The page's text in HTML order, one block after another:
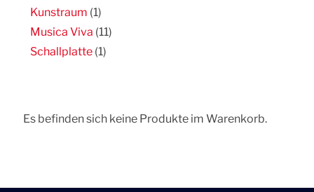
Kunstraum (1)
Musica Viva (11)
Schallplatte (1)
Es befinden sich keine Produkte im Warenkorb.